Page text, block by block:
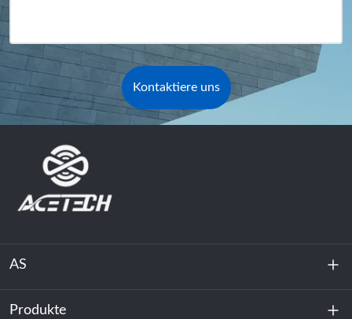
Kontaktiere uns
AS
Über uns
Produkte